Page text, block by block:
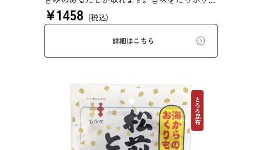
みもっちりした食感があるため、あらゆる用途
で評価の高い高級昆布です。
¥1458 (税込)
詳細はこちら
とろろ昆布